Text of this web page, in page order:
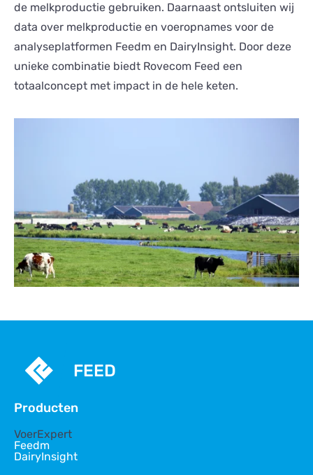
de melkproductie gebruiken. Daarnaast ontsluiten wij
data over melkproductie en voeropnames voor de
analyseplatformen Feedm en DairyInsight. Door deze
unieke combinatie biedt Rovecom Feed een
totaalconcept met impact in de hele keten.
FEED
Producten
VoerExpert
Feedm
DairyInsight